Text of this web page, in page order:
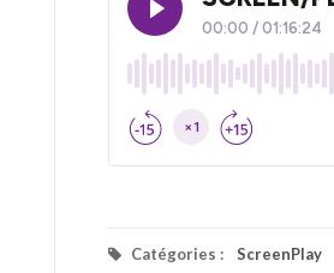
Catégories : ScreenPlay